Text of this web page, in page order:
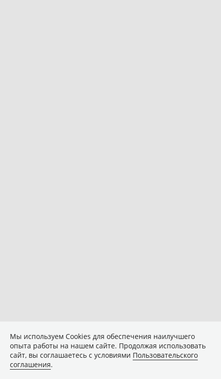
Мы используем Сookies для обеспечения наилучшего
опыта работы на нашем сайте. Продолжая использовать
сайт, вы соглашаетесь с условиями Пользовательского
соглашения.